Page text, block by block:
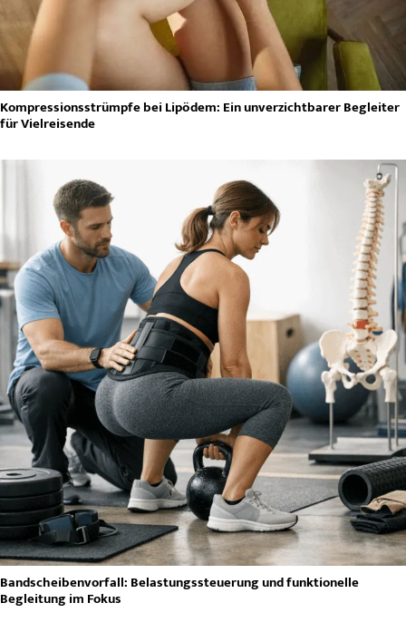
Kompressionsstrümpfe bei Lipödem: Ein unverzichtbarer Begleiter
für Vielreisende
Bandscheibenvorfall: Belastungssteuerung und funktionelle
Begleitung im Fokus